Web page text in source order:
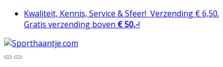
Skip
Skip Kwaliteit, Kennis, Service & Sfeer! Verzending € 6,50.
Gratis verzending boven € 50,-!